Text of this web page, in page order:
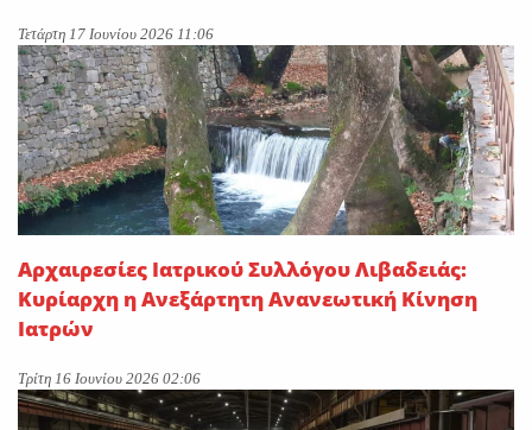
Τετάρτη 17 Ιουνίου 2026 11:06
Αρχαιρεσίες Ιατρικού Συλλόγου Λιβαδειάς:
Κυρίαρχη η Ανεξάρτητη Ανανεωτική Κίνηση
Ιατρών
Τρίτη 16 Ιουνίου 2026 02:06